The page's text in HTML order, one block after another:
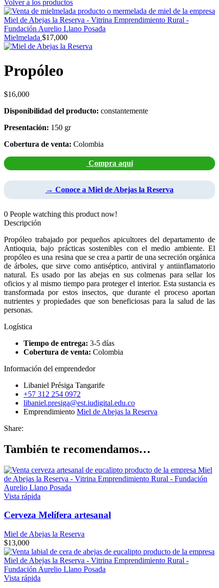
Volver a los productos
Mielmelada $17,000
Propóleo
$16,000
Disponibilidad del producto: constantemente
Presentación: 150 gr
Cobertura de venta: Colombia
Compra aquí
→ Conoce a Miel de Abejas la Reserva
0 People watching this product now!
Descripción
Propóleo trabajado por pequeños apicultores del departamento de
Antioquia, bajo prácticas sostenibles con el medio ambiente. El
propóleo es una resina que se crea a partir de una secreción orgánica
de árboles, que sirve como antiséptico, antiviral y antiinflamatorio
natural. Es usado por las abejas en sus colmenas para sellar los
oficios y al mismo tiempo para proteger el interior. Esta sustancia es
transformada por estos insectos, que durante el proceso aportan
nutrientes y propiedades que son beneficiosas para la salud de las
personas.
Logística
Tiempo de entrega: 3-5 días
Cobertura de venta: Colombia
Información del emprendedor
Libaniel Présiga Tangarife
+57 312 254 0972
libaniel.presiga@est.iudigital.edu.co
Emprendimiento Miel de Abejas la Reserva
Share:
También te recomendamos…
Vista rápida
Cerveza Melífera artesanal
Miel de Abejas la Reserva
$13,000
Vista rápida